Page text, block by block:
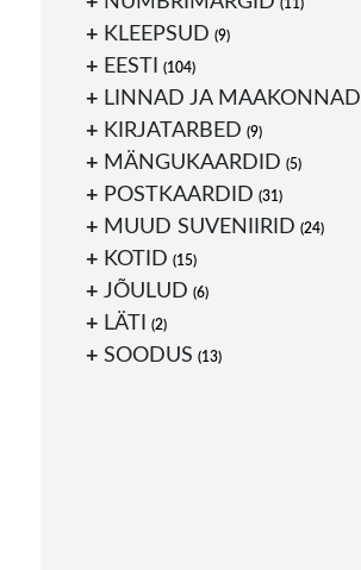
(11)
KLEEPSUD (9)
EESTI (104)
LINNAD JA MAAKONNAD
KIRJATARBED (9)
MÄNGUKAARDID (5)
POSTKAARDID (31)
MUUD SUVENIIRID (24)
KOTID (15)
JÕULUD (6)
LÄTI (2)
SOODUS (13)